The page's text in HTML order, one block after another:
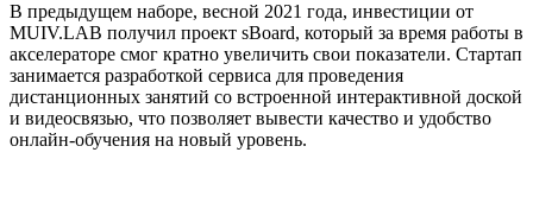
В предыдущем наборе, весной 2021 года, инвестиции от
MUIV.LAB получил проект sBoard, который за время работы в
акселераторе смог кратно увеличить свои показатели. Стартап
занимается разработкой сервиса для проведения
дистанционных занятий со встроенной интерактивной доской
и видеосвязью, что позволяет вывести качество и удобство
онлайн-обучения на новый уровень.